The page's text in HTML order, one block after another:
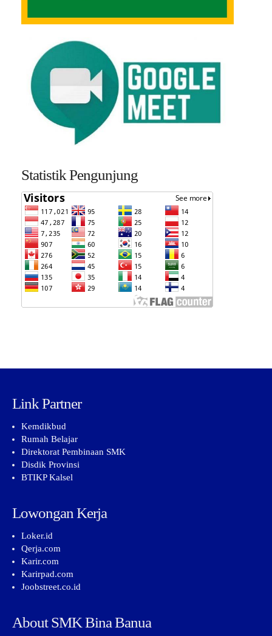
Statistik Pengunjung
Link Partner
Kemdikbud
Rumah Belajar
Direktorat Pembinaan SMK
Disdik Provinsi
BTIKP Kalsel
Lowongan Kerja
Loker.id
Qerja.com
Karir.com
Karirpad.com
Joobstreet.co.id
About SMK Bina Banua